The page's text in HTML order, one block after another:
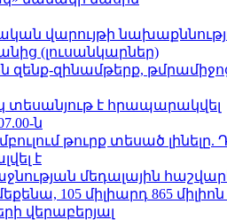
վարույթի
(լուսանկարներ)
զենք-զինամթերք,
տեսանյութ է հրապարակվել
ն
թուրք տեսած լինելը.
է
մեդալային
105 միլիարդ 865
վերաբերյալ